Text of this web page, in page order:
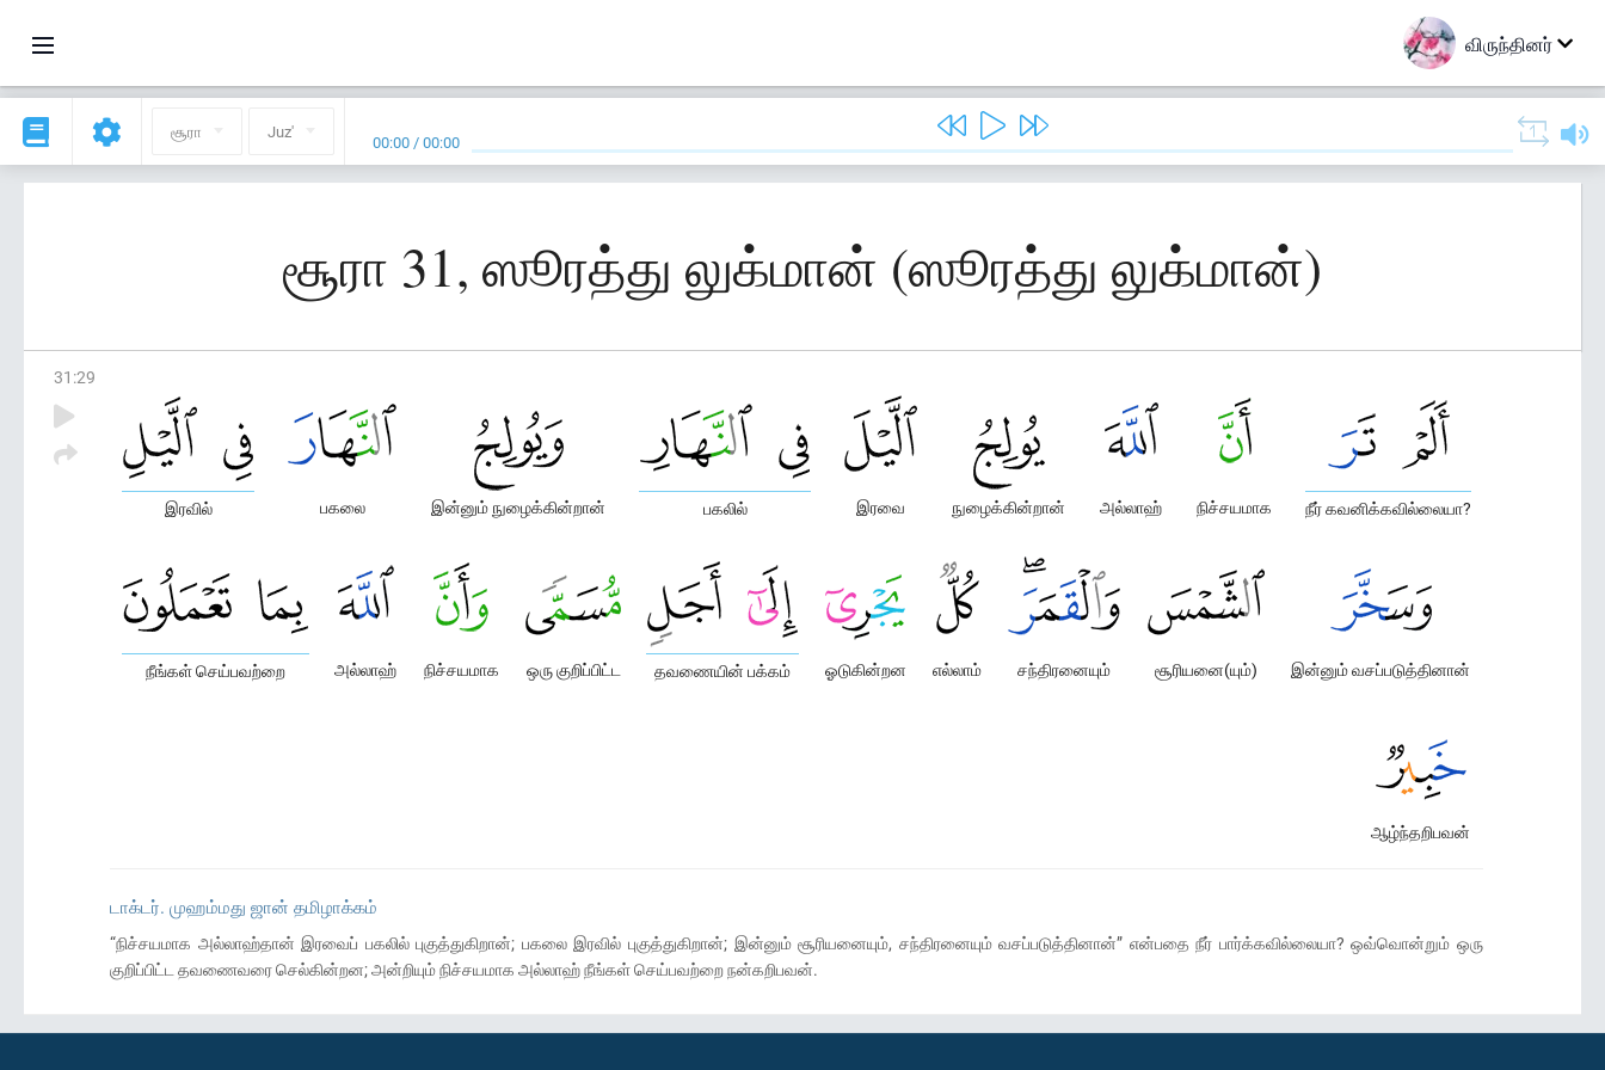
விருந்தினர்
சூரா Juz' 00:00 /00:00
சூரா 31, ஸூரத்து லுக்மான் (ஸூரத்து லுக்மான்)
31 :29
நீர் கவனிக்கவில்லையா?
நிச்சயமாக
அல்லாஹ்
நுழைக்கின்றான்
இரவை
பகலில்
இன்னும் நுழைக்கின்றான்
பகலை
இரவில்
இன்னும் வசப்படுத்தினான்
சூரியனை(யும்)
சந்திரனையும்
எல்லாம்
ஓடுகின்றன
தவணையின் பக்கம்
ஒரு குறிப்பிட்ட
நிச்சயமாக
அல்லாஹ்
நீங்கள் செய்பவற்றை
ஆழ்ந்தறிபவன்
டாக்டர். முஹம்மது ஜான் தமிழாக்கம்
“நிச்சயமாக அல்லாஹ்தான் இரவைப் பகலில் புகுத்துகிறான்; பகலை இரவில் புகுத்துகிறான்; இன்னும் சூரியனையும், சந்திரனையும் வசப்படுத்தினான்” என்பதை நீர் பார்க்கவில்லையா? ஒவ்வொன்றும் ஒரு
குறிப்பிட்ட தவணைவரை செல்கின்றன; அன்றியும் நிச்சயமாக அல்லாஹ் நீங்கள் செய்பவற்றை நன்கறிபவன்.